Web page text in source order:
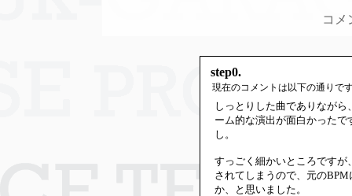
コメ
step0.
現在のコメントは以下の通りで
しっとりした曲でありなが
ーム的な演出が面白かった
し。
すっごく細かいところです
されてしまうので、元の
か、と思いました。